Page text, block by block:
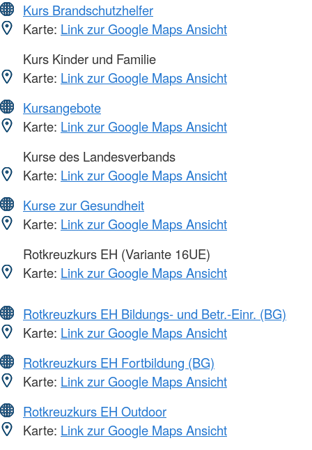
Kurs Brandschutzhelfer
Karte: Link zur Google Maps Ansicht
Kurs Kinder und Familie
Karte: Link zur Google Maps Ansicht
Kursangebote
Karte: Link zur Google Maps Ansicht
Kurse des Landesverbands
Karte: Link zur Google Maps Ansicht
Kurse zur Gesundheit
Karte: Link zur Google Maps Ansicht
Rotkreuzkurs EH (Variante 16UE)
Karte: Link zur Google Maps Ansicht
Rotkreuzkurs EH Bildungs- und Betr.-Einr. (BG)
Karte: Link zur Google Maps Ansicht
Rotkreuzkurs EH Fortbildung (BG)
Karte: Link zur Google Maps Ansicht
Rotkreuzkurs EH Outdoor
Karte: Link zur Google Maps Ansicht